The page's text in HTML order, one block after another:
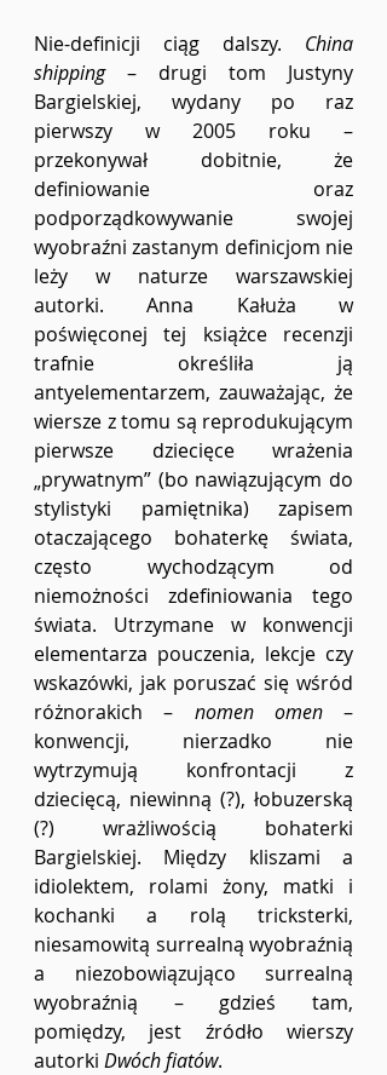
Nie-definicji ciąg dalszy. China
shipping – drugi tom Justyny
Bargielskiej, wydany po raz
pierwszy w 2005 roku –
przekonywał dobitnie, że
definiowanie oraz
podporządkowywanie swojej
wyobraźni zastanym definicjom nie
leży w naturze warszawskiej
autorki. Anna Kałuża w
poświęconej tej książce recenzji
trafnie określiła ją
antyelementarzem, zauważając, że
wiersze z tomu są reprodukującym
pierwsze dziecięce wrażenia
„prywatnym” (bo nawiązującym do
stylistyki pamiętnika) zapisem
otaczającego bohaterkę świata,
często wychodzącym od
niemożności zdefiniowania tego
świata. Utrzymane w konwencji
elementarza pouczenia, lekcje czy
wskazówki, jak poruszać się wśród
różnorakich – nomen omen –
konwencji, nierzadko nie
wytrzymują konfrontacji z
dziecięcą, niewinną (?), łobuzerską
(?) wrażliwością bohaterki
Bargielskiej. Między kliszami a
idiolektem, rolami żony, matki i
kochanki a rolą tricksterki,
niesamowitą surrealną wyobraźnią
a niezobowiązująco surrealną
wyobraźnią – gdzieś tam,
pomiędzy, jest źródło wierszy
autorki Dwóch fiatów.